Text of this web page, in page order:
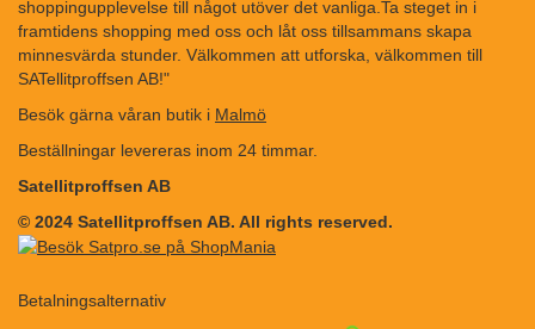
shoppingupplevelse till något utöver det vanliga.Ta steget in i
framtidens shopping med oss och låt oss tillsammans skapa
minnesvärda stunder. Välkommen att utforska, välkommen till
SATellitproffsen AB!"
Besök gärna våran butik i Malmö
Beställningar levereras inom 24 timmar.
Satellitproffsen AB
© 2024 Satellitproffsen AB. All rights reserved.
Betalningsalternativ